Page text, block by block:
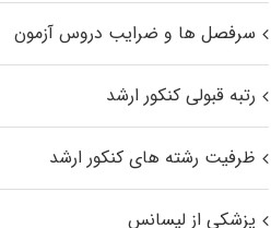
سرفصل ها و ضرایب دروس آزمون
رتبه قبولی کنکور ارشد
ظرفیت رشته های کنکور ارشد
پزشکی از لیسانس